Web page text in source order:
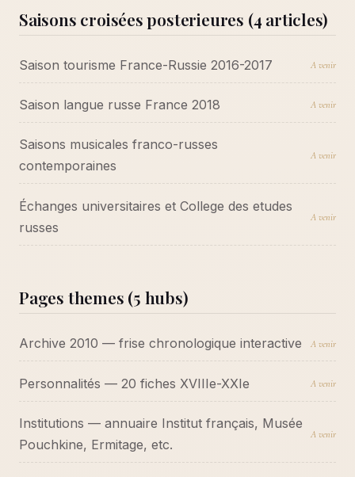
Saisons croisées posterieures (4 articles)
Saison tourisme France-Russie 2016-2017 A venir
Saison langue russe France 2018 A venir
Saisons musicales franco-russes
contemporaines
A venir
Échanges universitaires et College des etudes
russes
A venir
Pages themes (5 hubs)
Archive 2010 — frise chronologique interactive A venir
Personnalités — 20 fiches XVIIIe-XXIe A venir
Institutions — annuaire Institut français, Musée
Pouchkine, Ermitage, etc.
A venir